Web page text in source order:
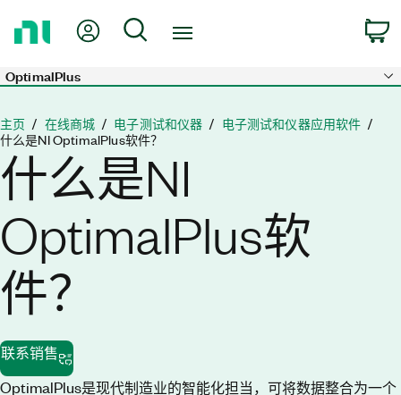
页
我的账户 搜索
Skip to main content
OptimalPlus
主页 在线商城 电子测试和仪器
电子测试和仪器应用软件
什么是NI OptimalPlus软件？
什么是NI
OptimalPlus软
件？
OptimalPlus是现代制造业的智能化担当，可将数据整合为一个
联系销售